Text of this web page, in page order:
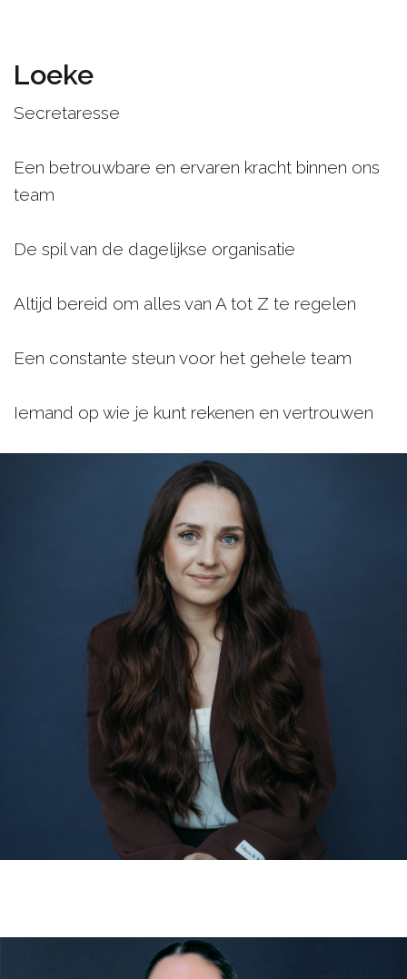
Loeke
Secretaresse
Een betrouwbare en ervaren kracht binnen ons
team
De spil van de dagelijkse organisatie
Altijd bereid om alles van A tot Z te regelen
Een constante steun voor het gehele team
Iemand op wie je kunt rekenen en vertrouwen